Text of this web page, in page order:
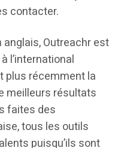
contacter.
anglais, Outreachr est
l’international
plus récemment la
meilleurs résultats
faites des
tous les outils
puisqu’ils sont